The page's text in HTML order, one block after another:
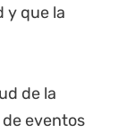
y que la
de la
eventos